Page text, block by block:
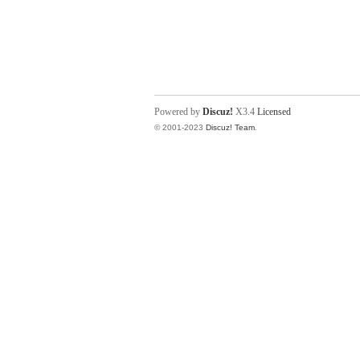
Powered by Discuz! X3.4 Licensed
© 2001-2023 Discuz! Team